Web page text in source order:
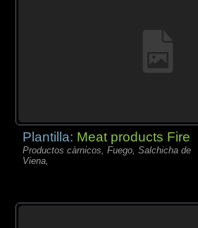
Plantilla: Meat products Fire
Productos càrnicos, Fuego, Salchicha de
Viena,